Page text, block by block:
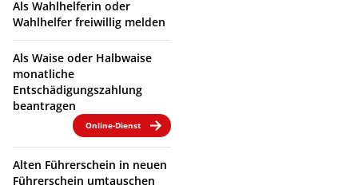
Als Wahlhelferin oder
Wahlhelfer freiwillig melden
Als Waise oder Halbwaise
monatliche
Entschädigungszahlung
beantragen
Online-Dienst
Alten Führerschein in neuen
Führerschein umtauschen